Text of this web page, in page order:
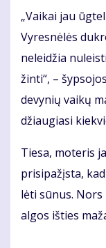
„Vai­kai jau
Vy­res­nė­lės
ne­lei­džia
žin­ti“, –
de­vy­nių vai­kų
džiau­gia­si
Tie­sa, mo­te­ris
pri­si­pa­žįs­ta,
lė­ti sū­nus.
al­gos iš­ties